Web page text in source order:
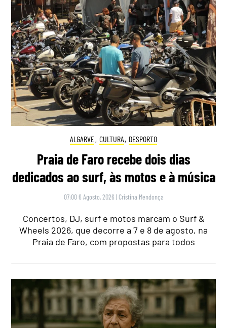
ALGARVE, CULTURA, DESPORTO
Praia de Faro recebe dois dias
dedicados ao surf, às motos e à música
07:00 6 Agosto, 2026 | Cristina Mendonça
Concertos, DJ, surf e motos marcam o Surf &
Wheels 2026, que decorre a 7 e 8 de agosto, na
Praia de Faro, com propostas para todos